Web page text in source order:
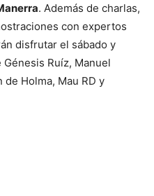
. Además de charlas,
con expertos
disfrutar el sábado y
Ruíz, Manuel
Holma, Mau RD y